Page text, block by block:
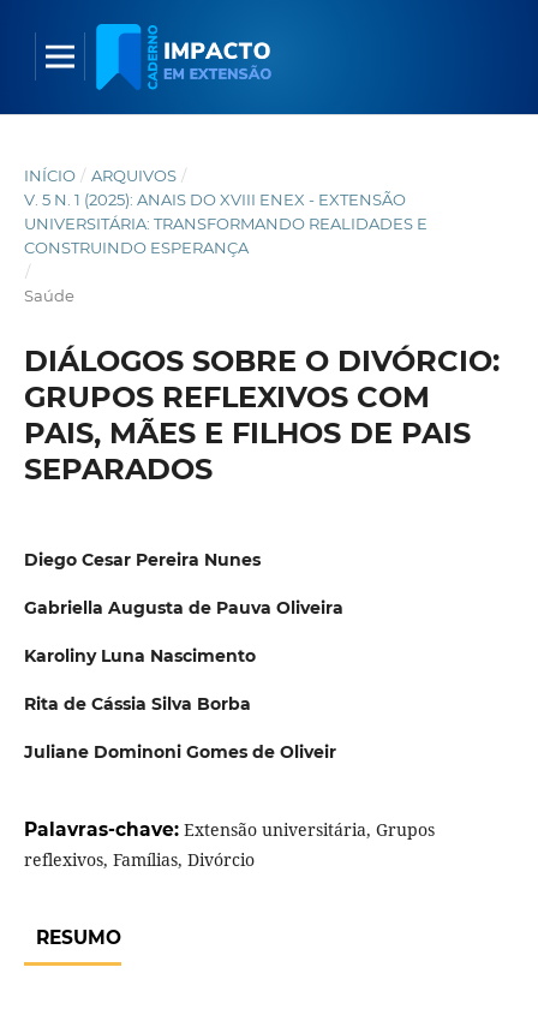
INÍCIO / ARQUIVOS /
V. 5 N. 1 (2025): ANAIS DO XVIII ENEX - EXTENSÃO
UNIVERSITÁRIA: TRANSFORMANDO REALIDADES E
CONSTRUINDO ESPERANÇA
/
Saúde
DIÁLOGOS SOBRE O DIVÓRCIO:
GRUPOS REFLEXIVOS COM
PAIS, MÃES E FILHOS DE PAIS
SEPARADOS
Diego Cesar Pereira Nunes
Gabriella Augusta de Pauva Oliveira
Karoliny Luna Nascimento
Rita de Cássia Silva Borba
Juliane Dominoni Gomes de Oliveir
Palavras-chave: Extensão universitária, Grupos
reflexivos, Famílias, Divórcio
RESUMO